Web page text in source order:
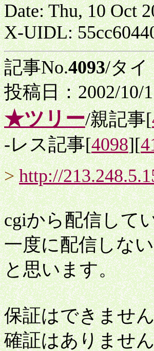
Date: Thu, 10 Oct
X-UIDL:
記事No.4093/タイ
投稿日：2002/10/
★ツリー/親記事[
-レス記事[4098][
>http://
cgiから配信して
一度に配信しな
と思います。
保証はできませ
確証はありませ